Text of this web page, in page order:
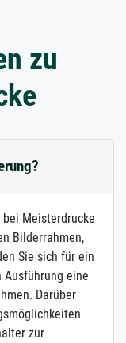
zu
Meisterdrucke
Bilderrahmen,
Sie sich für ein
Ausführung eine
Darüber
zur